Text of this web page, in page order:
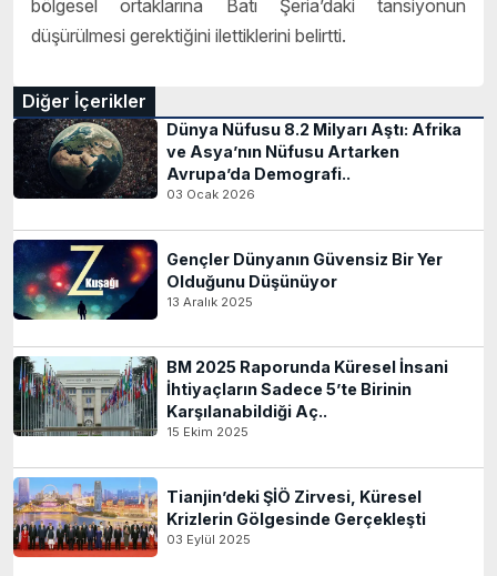
bölgesel ortaklarına Batı Şeria’daki tansiyonun
düşürülmesi gerektiğini ilettiklerini belirtti.​​​
Diğer İçerikler
Dünya Nüfusu 8.2 Milyarı Aştı: Afrika
ve Asya’nın Nüfusu Artarken
Avrupa’da Demografi..
03 Ocak 2026
Gençler Dünyanın Güvensiz Bir Yer
Olduğunu Düşünüyor
13 Aralık 2025
BM 2025 Raporunda Küresel İnsani
İhtiyaçların Sadece 5’te Birinin
Karşılanabildiği Aç..
15 Ekim 2025
Tianjin’deki ŞİÖ Zirvesi, Küresel
Krizlerin Gölgesinde Gerçekleşti
03 Eylül 2025